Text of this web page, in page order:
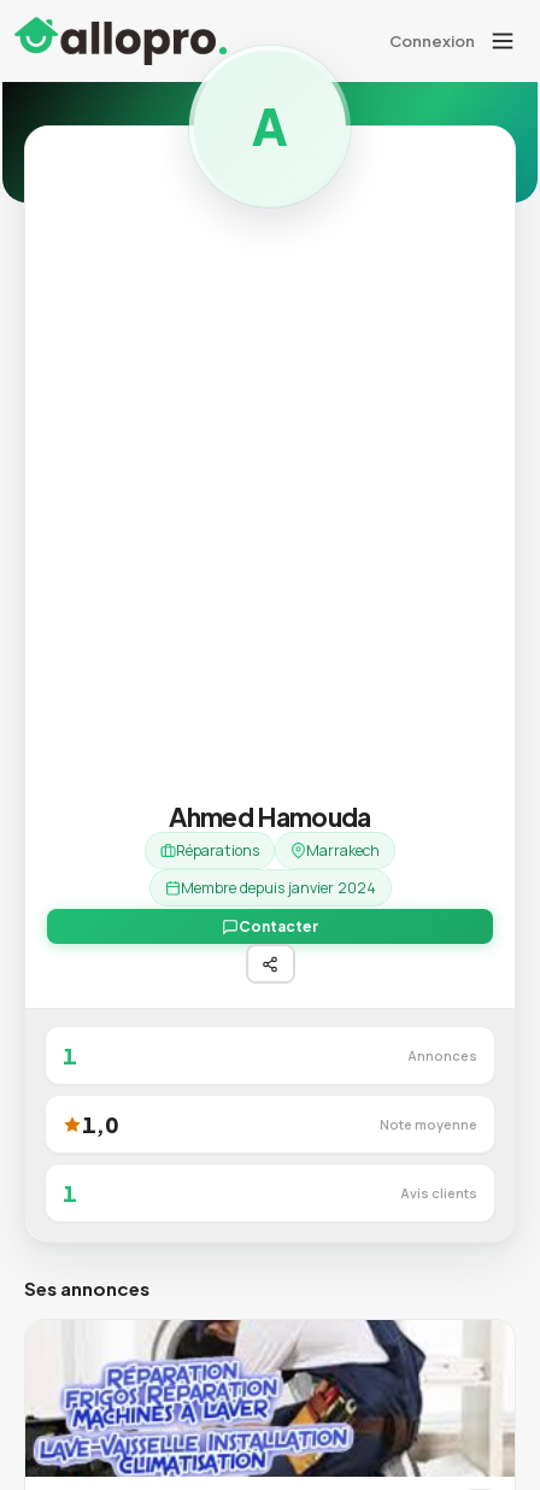
Connexion
A
Ahmed Hamouda
Réparations
Marrakech
Membre depuis janvier 2024
Contacter
1 Annonces
1,0 Note moyenne
1 Avis clients
Ses annonces